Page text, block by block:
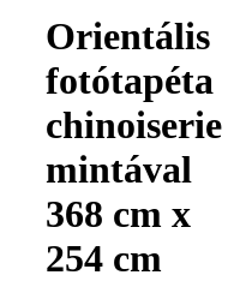
Orientális
fotótapéta
chinoiserie
mintával
368 cm x
254 cm